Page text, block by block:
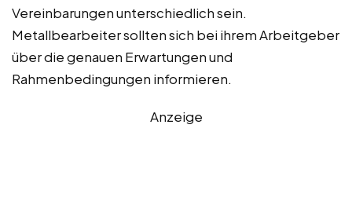
Vereinbarungen unterschiedlich sein.
Metallbearbeiter sollten sich bei ihrem Arbeitgeber
über die genauen Erwartungen und
Rahmenbedingungen informieren.
Anzeige